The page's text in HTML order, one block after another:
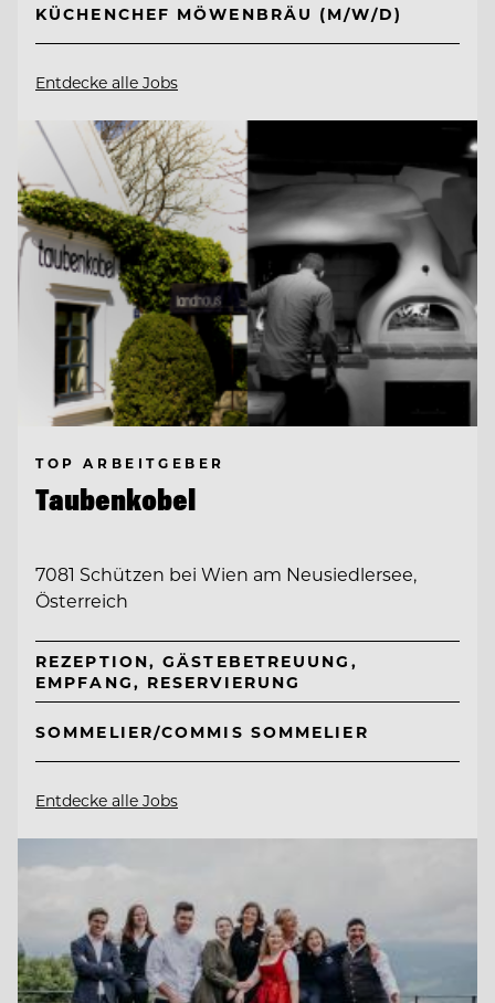
KÜCHENCHEF MÖWENBRÄU (M/W/D)
Entdecke alle Jobs
TOP ARBEITGEBER
Taubenkobel
7081 Schützen bei Wien am Neusiedlersee,
Österreich
REZEPTION, GÄSTEBETREUUNG,
EMPFANG, RESERVIERUNG
SOMMELIER/COMMIS SOMMELIER
Entdecke alle Jobs